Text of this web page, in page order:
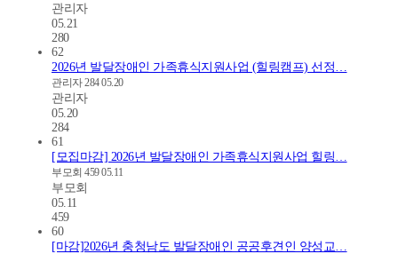
관리자
05.21
280
62
2026년 발달장애인 가족휴식지원사업 (힐링캠프) 선정…
관리자28405.20
관리자
05.20
284
61
[모집마감] 2026년 발달장애인 가족휴식지원사업 힐링…
부모회 45905.11
부모회
05.11
459
60
[마감]2026년 충청남도 발달장애인 공공후견인 양성교…